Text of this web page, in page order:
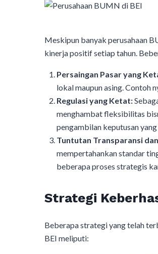
Meskipun banyak perusahaan
kinerja positif setiap tahun.
Persaingan Pasar yang
lokal maupun asing. Contoh
Regulasi yang Ketat:
menghambat fleksibilitas
pengambilan keputusan
Tuntutan Transparansi
mempertahankan standar
beberapa proses strategis
Strategi
Beberapa strategi yang telah
BEI meliputi: